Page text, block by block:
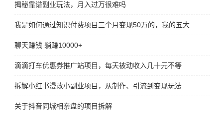
揭秘靠谱副业玩法，月入过万很难吗
我是如何通过知识付费项目三个月变现50万的，我的五大引流方法
聊天赚钱 躺赚10000+
滴滴打车优惠券推广站项目，每天被动收入几十元不等
拆解小红书漫改小副业项目，从制作、引流到变现玩法
关于抖音同城相亲盘的项目拆解